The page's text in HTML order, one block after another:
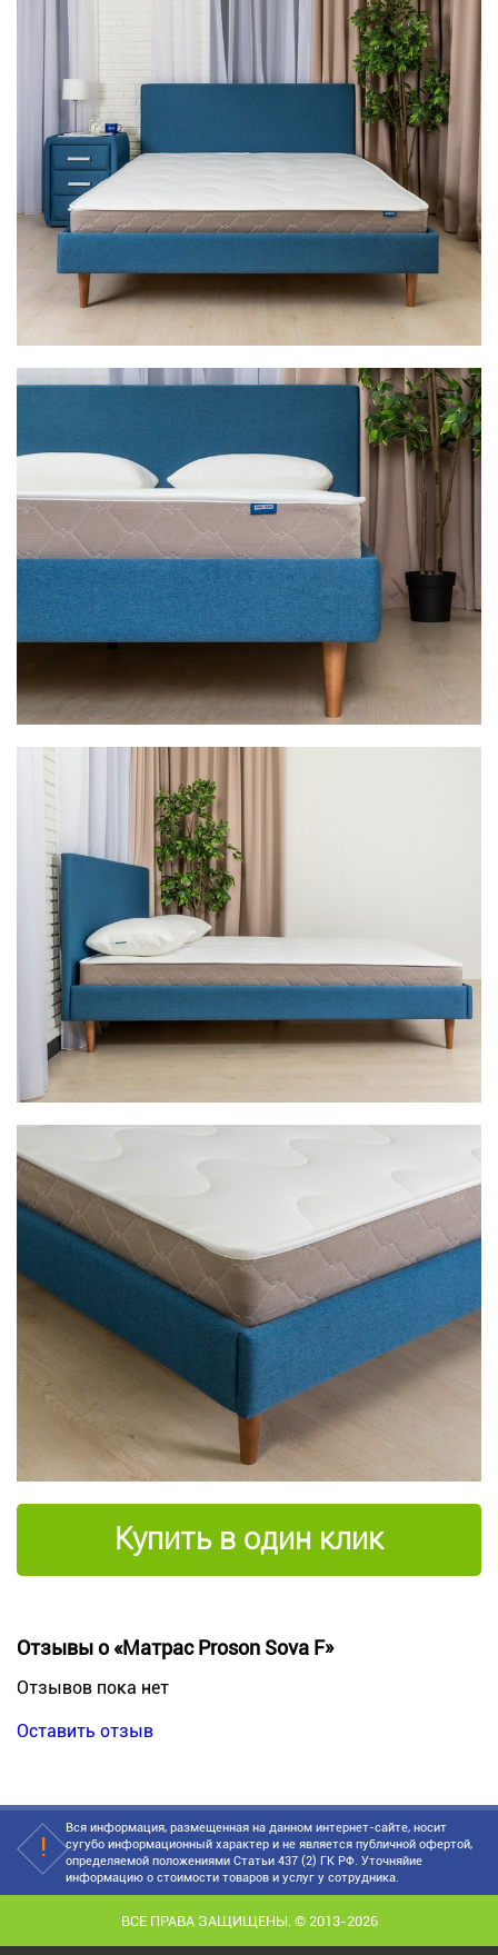
Купить в один клик
Отзывы о «Матрас Proson Sova F»
Отзывов пока нет
Оставить отзыв
Вся информация, размещенная на данном интернет-сайте, носит
сугубо информационный характер и не является публичной офертой,
определяемой положениями Статьи 437 (2) ГК РФ. Уточняйие
информацию о стоимости товаров и услуг у сотрудника.
ВСЕ ПРАВА ЗАЩИЩЕНЫ. © 2013-2026